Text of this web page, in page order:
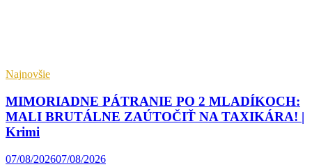
Najnovšie
MIMORIADNE PÁTRANIE PO 2 MLADÍKOCH:
MALI BRUTÁLNE ZAÚTOČIŤ NA TAXIKÁRA! |
Krimi
07/08/202607/08/2026